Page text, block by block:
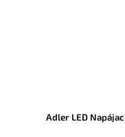
Adler LED